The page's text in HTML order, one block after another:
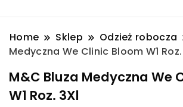
Home Sklep Odzież robocza
Medyczna We Clinic Bloom W1
M&C Bluza Medyczna We
W1 Roz. 3Xl